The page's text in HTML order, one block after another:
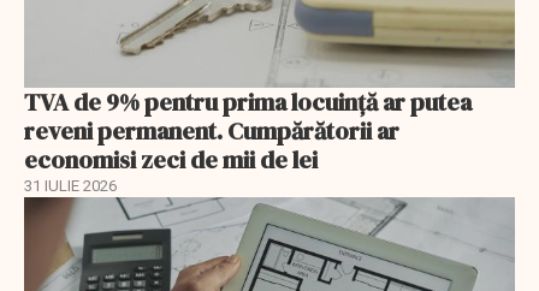
TVA de 9% pentru prima locuință ar putea
reveni permanent. Cumpărătorii ar
economisi zeci de mii de lei
31 IULIE 2026